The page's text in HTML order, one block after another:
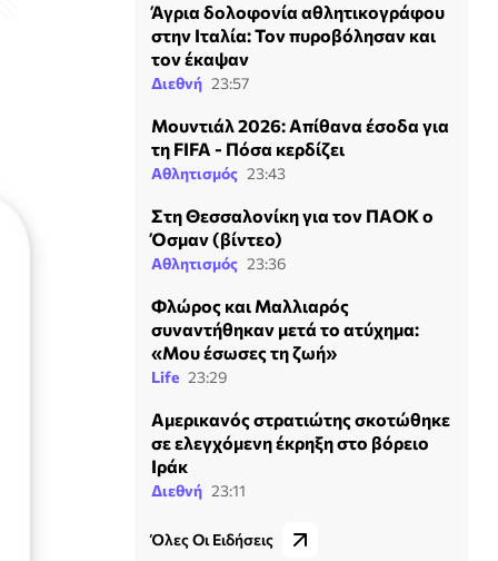
Άγρια δολοφονία αθλητικογράφου
στην Ιταλία: Τον πυροβόλησαν και
τον έκαψαν
Διεθνή 23:57
Μουντιάλ 2026: Απίθανα έσοδα για
τη FIFA - Πόσα κερδίζει
Αθλητισμός 23:43
Στη Θεσσαλονίκη για τον ΠΑΟΚ ο
Όσμαν (βίντεο)
Αθλητισμός 23:36
Φλώρος και Μαλλιαρός
συναντήθηκαν μετά το ατύχημα:
«Μου έσωσες τη ζωή»
Life 23:29
Αμερικανός στρατιώτης σκοτώθηκε
σε ελεγχόμενη έκρηξη στο βόρειο
Ιράκ
Διεθνή 23:11
Όλες Οι Ειδήσεις